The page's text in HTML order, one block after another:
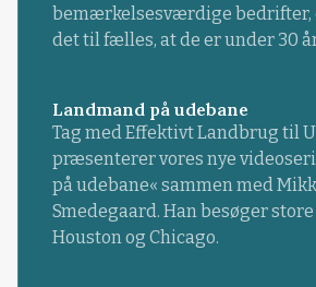
bemærkelsesværdige bedrifter,
det til fælles, at de er under 30
Landmand på udebane
Tag med Effektivt Landbrug til
præsenterer vores nye
på udebane« sammen med
Smedegaard. Han besøger
Houston og Chicago.